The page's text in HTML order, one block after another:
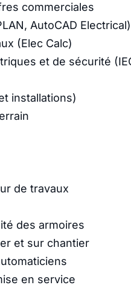
commerciales
AutoCAD Electrical)
(Elec Calc)
et de sécurité
installations)
de travaux
des armoires
et sur chantier
en service